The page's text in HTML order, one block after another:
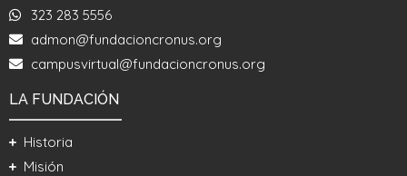
323 283 5556
admon@fundacioncronus.org
campusvirtual@fundacioncronus.org
LA FUNDACIÓN
Historia
Misión